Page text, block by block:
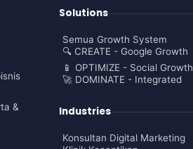
&
Solutions
Semua Growth System
🔍 CREATE - Google Growth
📱 OPTIMIZE - Social Growth
🚀 DOMINATE - Integrated
Industries
Konsultan Digital Marketing